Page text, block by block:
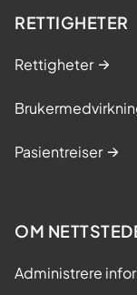
RETTIGHETER
Rettigheter
Pasientreiser
OM
Administrere